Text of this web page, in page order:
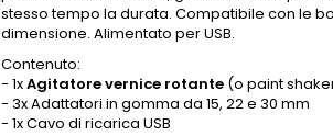
stesso tempo la durata. Compatibile con le
dimensione. Alimentato per USB.
Contenuto:
- 1xAgitatore vernice rotante (o paint
- 3x Adattatori in gomma da 15, 22 e 30 mm
- 1x Cavo di ricarica USB